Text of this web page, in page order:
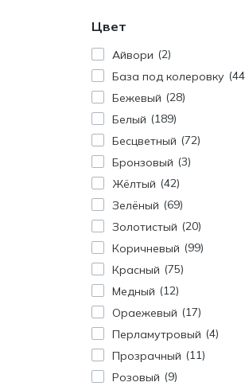
Цвет
Айвори
2
База под колеровку 44
Бежевый
28
Белый
189
Бесцветный
72
Бронзовый
3
Жёлтый
42
Зелёный
69
Золотистый
20
Коричневый
99
Красный
75
Медный
12
Ораежевый
17
Перламутровый
4
Прозрачный
11
Розовый
9